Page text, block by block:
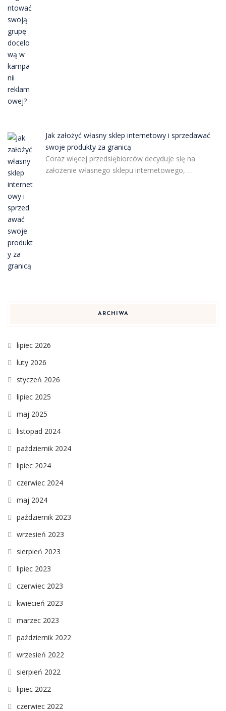
Jak założyć własny sklep internetowy i sprzedawać
swoje produkty za granicą
Coraz więcej przedsiębiorców decyduje się na
założenie własnego sklepu internetowego, …
ARCHIWA
lipiec 2026
luty 2026
styczeń 2026
lipiec 2025
maj 2025
listopad 2024
październik 2024
lipiec 2024
czerwiec 2024
maj 2024
październik 2023
wrzesień 2023
sierpień 2023
lipiec 2023
czerwiec 2023
kwiecień 2023
marzec 2023
październik 2022
wrzesień 2022
sierpień 2022
lipiec 2022
czerwiec 2022